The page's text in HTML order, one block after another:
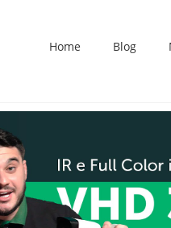
Home Blog